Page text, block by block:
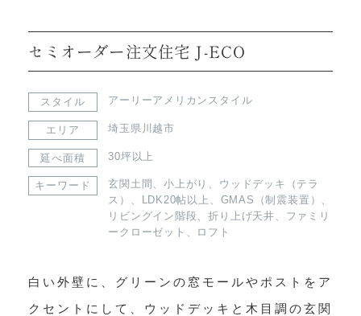
セミオーダー注文住宅 J-ECO
スタイル アーリーアメリカンスタイル
エリア 埼玉県川越市
延べ面積 30坪以上
キーワード 玄関土間 、小上がり 、 ウッドデッキ（テラ
ス） 、 LDK20帖以上 、 GMAS（制震装置） 、
リビングイン階段、折り上げ天井、 ファミリ
ークローゼット 、 ロフト
白い外壁に、グリーンの窓モールやポストをア
クセントにして、ウッドデッキと木目調の玄関